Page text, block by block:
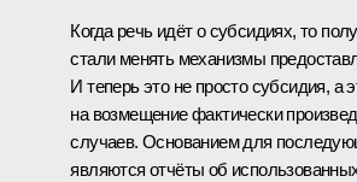
Когда речь идёт о субсидиях, то
стали менять механизмы
И теперь это не просто субсидия, а
на возмещение фактически
случаев. Основанием для
являются отчёты об